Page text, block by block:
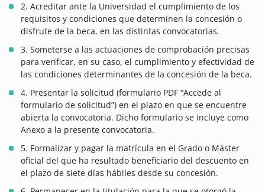
2. Acreditar ante la Universidad el cumplimiento de los
requisitos y condiciones que determinen la concesión o
disfrute de la beca, en las distintas convocatorias.
3. Someterse a las actuaciones de comprobación precisas
para verificar, en su caso, el cumplimiento y efectividad de
las condiciones determinantes de la concesión de la beca.
4. Presentar la solicitud (formulario PDF “Accede al
formulario de solicitud”) en el plazo en que se encuentre
abierta la convocatoria. Dicho formulario se incluye como
Anexo a la presente convocatoria.
5. Formalizar y pagar la matrícula en el Grado o Máster
oficial del que ha resultado beneficiario del descuento en
el plazo de siete días hábiles desde su concesión.